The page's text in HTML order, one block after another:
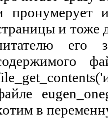
пронумерует
и тоже
его
в